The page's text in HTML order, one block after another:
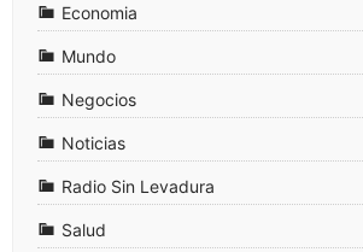
Economia
Mundo
Negocios
Noticias
Radio Sin Levadura
Salud